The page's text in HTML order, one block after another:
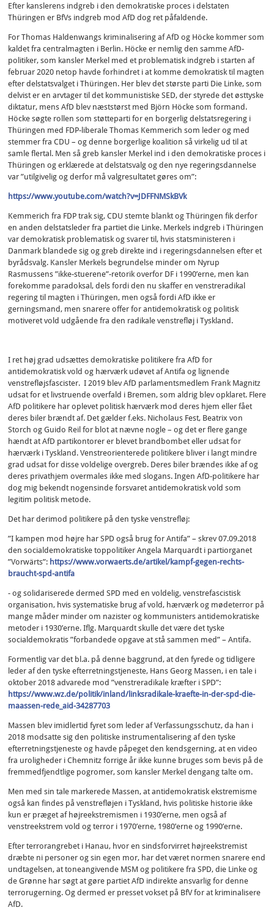
Efter kanslerens indgreb i den demokratiske proces i delstaten
Thüringen er BfVs indgreb mod AfD dog ret påfaldende.
For Thomas Haldenwangs kriminalisering af AfD og Höcke kommer som
kaldet fra centralmagten i Berlin. Höcke er nemlig den samme AfD-
politiker, som kansler Merkel med et problematisk indgreb i starten af
februar 2020 netop havde forhindret i at komme demokratisk til magten
efter delstatsvalget i Thüringen. Her blev det største parti Die Linke, som
delvist er en arvtager til det kommunistiske SED, der styrede det østtyske
diktatur, mens AfD blev næststørst med Björn Höcke som formand.
Höcke søgte rollen som støtteparti for en borgerlig delstatsregering i
Thüringen med FDP-liberale Thomas Kemmerich som leder og med
stemmer fra CDU – og denne borgerlige koalition så virkelig ud til at
samle flertal. Men så greb kansler Merkel ind i den demokratiske proces i
Thüringen og erklærede at delstatsvalg og den nye regeringsdannelse
var ”utilgivelig og derfor må valgresultatet gøres om”:
https://www.youtube.com/watch?v=JDFFNMSkBVk
Kemmerich fra FDP trak sig, CDU stemte blankt og Thüringen fik derfor
en anden delstatsleder fra partiet die Linke. Merkels indgreb i Thüringen
var demokratisk problematisk og svarer til, hvis statsministeren i
Danmark blandede sig og greb direkte ind i regeringsdannelsen efter et
byrådsvalg. Kansler Merkels begrundelse minder om Nyrup
Rasmussens ”ikke-stuerene”-retorik overfor DF i 1990’erne, men kan
forekomme paradoksal, dels fordi den nu skaffer en venstreradikal
regering til magten i Thüringen, men også fordi AfD ikke er
gerningsmand, men snarere offer for antidemokratisk og politisk
motiveret vold udgående fra den radikale venstrefløj i Tyskland.
I ret høj grad udsættes demokratiske politikere fra AfD for
antidemokratisk vold og hærværk udøvet af Antifa og lignende
venstrefløjsfascister. I 2019 blev AfD parlamentsmedlem Frank Magnitz
udsat for et livstruende overfald i Bremen, som aldrig blev opklaret. Flere
AfD politikere har oplevet politisk hærværk mod deres hjem eller fået
deres biler brændt af. Det gælder f.eks. Nicholaus Fest, Beatrix von
Storch og Guido Reil for blot at nævne nogle – og det er flere gange
hændt at AfD partikontorer er blevet brandbombet eller udsat for
hærværk i Tyskland. Venstreorienterede politikere bliver i langt mindre
grad udsat for disse voldelige overgreb. Deres biler brændes ikke af og
deres privathjem overmales ikke med slogans. Ingen AfD-politikere har
dog mig bekendt nogensinde forsvaret antidemokratisk vold som
legitim politisk metode.
Det har derimod politikere på den tyske venstrefløj:
”I kampen mod højre har SPD også brug for Antifa” – skrev 07.09.2018
den socialdemokratiske toppolitiker Angela Marquardt i partiorganet
”Vorwärts”: https://www.vorwaerts.de/artikel/kampf-gegen-rechts-
braucht-spd-antifa
- og solidariserede dermed SPD med en voldelig, venstrefascistisk
organisation, hvis systematiske brug af vold, hærværk og mødeterror på
mange måder minder om nazister og kommunisters antidemokratiske
metoder i 1930’erne. Iflg. Marquardt skulle det være det tyske
socialdemokratis ”forbandede opgave at stå sammen med” – Antifa.
Formentlig var det bl.a. på denne baggrund, at den fyrede og tidligere
leder af den tyske efterretningstjeneste, Hans Georg Massen, i en tale i
oktober 2018 advarede mod ”venstreradikale kræfter i SPD”:
https://www.wz.de/politik/inland/linksradikale-kraefte-in-der-spd-die-
maassen-rede_aid-34287703
Massen blev imidlertid fyret som leder af Verfassungsschutz, da han i
2018 modsatte sig den politiske instrumentalisering af den tyske
efterretningstjeneste og havde påpeget den kendsgerning, at en video
fra uroligheder i Chemnitz forrige år ikke kunne bruges som bevis på de
fremmedfjendtlige pogromer, som kansler Merkel dengang talte om.
Men med sin tale markerede Massen, at antidemokratisk ekstremisme
også kan findes på venstrefløjen i Tyskland, hvis politiske historie ikke
kun er præget af højreekstremismen i 1930’erne, men også af
venstreekstrem vold og terror i 1970’erne, 1980’erne og 1990’erne.
Efter terrorangrebet i Hanau, hvor en sindsforvirret højreekstremist
dræbte ni personer og sin egen mor, har det været normen snarere end
undtagelsen, at toneangivende MSM og politikere fra SPD, die Linke og
de Grønne har søgt at gøre partiet AfD indirekte ansvarlig for denne
terrorugerning. Og dermed er presset vokset på BfV for at kriminalisere
AfD.